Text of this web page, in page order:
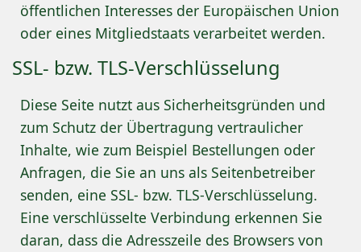
öffentlichen Interesses der Europäischen Union
oder eines Mitgliedstaats verarbeitet werden.
SSL- bzw. TLS-Verschlüsselung
Diese Seite nutzt aus Sicherheitsgründen und
zum Schutz der Übertragung vertraulicher
Inhalte, wie zum Beispiel Bestellungen oder
Anfragen, die Sie an uns als Seitenbetreiber
senden, eine SSL- bzw. TLS-Verschlüsselung.
Eine verschlüsselte Verbindung erkennen Sie
daran, dass die Adresszeile des Browsers von